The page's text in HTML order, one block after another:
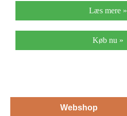
Læs mere »
Køb nu »
Webshop